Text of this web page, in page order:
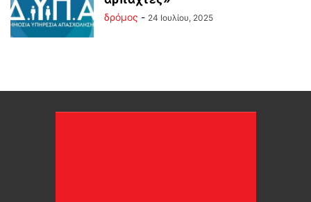
δρόμος - 24 Ιουλίου, 2025